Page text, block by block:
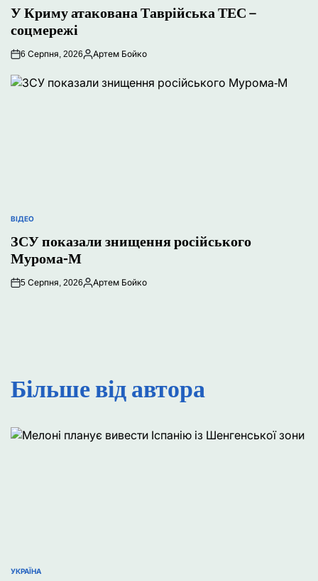
У Криму атакована Таврійська ТЕС –
соцмережі
6 Серпня, 2026
Опубліковано
Артем Бойко
ОПУБЛІКУВАТИ
ВІДЕО
ЗСУ показали знищення російського
Мурома-М
5 Серпня, 2026
Опубліковано
Артем Бойко
Більше від автора
ОПУБЛІКУВАТИ
УКРАЇНА